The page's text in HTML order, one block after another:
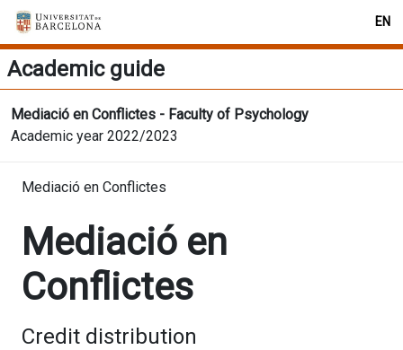
EN
Academic guide
Mediació en Conflictes - Faculty of Psychology
Academic year 2022/2023
Mediació en Conflictes
Mediació en
Conflictes
Credit distribution